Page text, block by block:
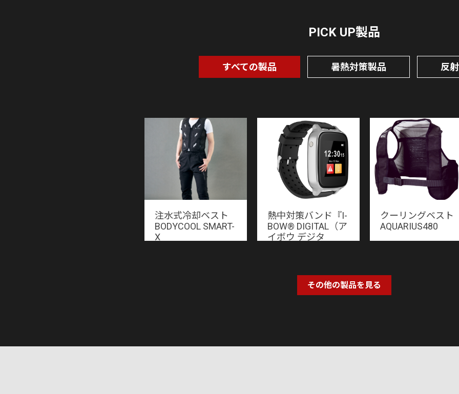
PICK UP製品
すべての製品 暑熱対策製品 反
注水式冷却ベスト
BODYCOOL SMART-
X
熱中対策バンド『I-
BOW®︎ DIGITAL（ア
イボウ デジタ
クーリングベスト
AQUARIUS480
その他の製品を見る